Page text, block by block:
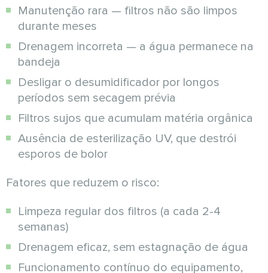
Manutenção rara — filtros não são limpos
durante meses
Drenagem incorreta — a água permanece na
bandeja
Desligar o desumidificador por longos
períodos sem secagem prévia
Filtros sujos que acumulam matéria orgânica
Ausência de esterilização UV, que destrói
esporos de bolor
Fatores que reduzem o risco:
Limpeza regular dos filtros (a cada 2-4
semanas)
Drenagem eficaz, sem estagnação de água
Funcionamento contínuo do equipamento,